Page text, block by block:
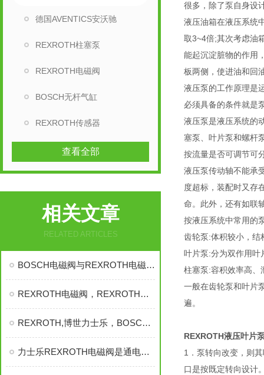
德国AVENTICS安沃驰
REXROTH柱塞泵
REXROTH电磁阀
BOSCH无杆气缸
REXROTH传感器
查看全部
相关文章
RELATED ARTICLES
BOSCH电磁阀与REXROTH电磁阀有些什么不同
REXROTH电磁阀，REXROTH，REXROTH力士乐电磁阀
REXROTH,博世力士乐，BOSCH,力士乐
力士乐REXROTH电磁阀是通电导通还是不通电导通
很多，除了泵自身设
液压油箱在液压系统
取3~4倍;其次考虑油
能起沉淀脏物的作用
板两侧，使进油和回
液压泵的工作原理是
必须具备的条件就是
液压泵是液压系统的
塞泵、叶片泵和螺杆
按流量是否可调节可
液压泵传动轴不能承
度超标，装配时又存
命。此外，还有如联
按液压系统中常用的
齿轮泵:体积较小，结
叶片泵:分为双作用叶
柱塞泵:容积效率高、
一般在齿轮泵和叶片
遍。
REXROTH液压叶片
1．泵转向改变，则
口是按既定转向设计